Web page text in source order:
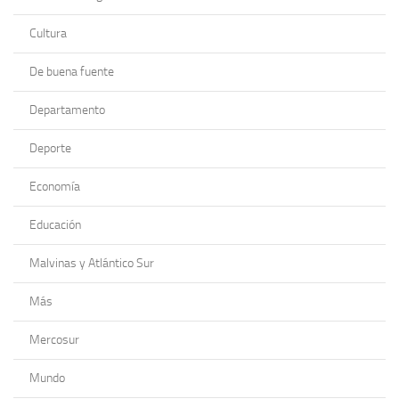
Cultura
De buena fuente
Departamento
Deporte
Economía
Educación
Malvinas y Atlántico Sur
Más
Mercosur
Mundo